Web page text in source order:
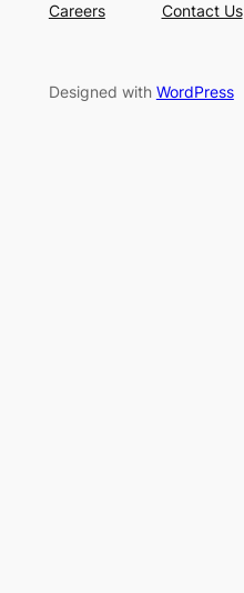
Careers
Contact Us
Designed with WordPress